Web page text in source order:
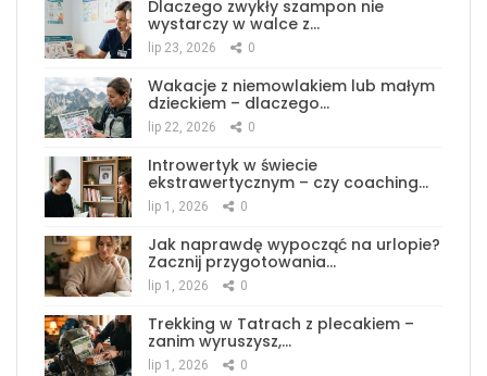
Dlaczego zwykły szampon nie
wystarczy w walce z…
lip 23, 2026 0
Wakacje z niemowlakiem lub małym
dzieckiem – dlaczego…
lip 22, 2026 0
Introwertyk w świecie
ekstrawertycznym – czy coaching…
lip 1, 2026 0
Jak naprawdę wypocząć na urlopie?
Zacznij przygotowania…
lip 1, 2026 0
Trekking w Tatrach z plecakiem –
zanim wyruszysz,…
lip 1, 2026 0